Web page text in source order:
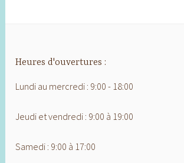
Heures d'ouvertures :
Lundi au mercredi : 9:00 - 18:00
Jeudi et vendredi : 9:00 à 19:00
Samedi : 9:00 à 17:00